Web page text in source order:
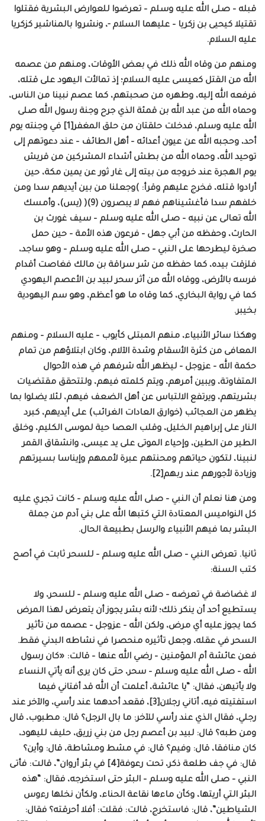
قبله – صلى الله عليه وسلم – تعرضوا للعوارض البشرية فقتلوا
تقتيلا كيحيى بن زكريا – عليهما السلام -، ونشروا بالمناشير كزكريا
عليه السلام.
ومنهم من وقاه الله ذلك في بعض الأوقات، ومنهم من عصمه
الله من القتل كعيسى عليه السلام؛ إذ تمالأت اليهود على قتله،
فرفعه الله إليه، وطهره من صحبتهم، كما عصم نبينا من الناس،
وحماه الله من عبد الله بن قمئة الذي جرح وجنة رسول الله صلى
الله عليه وسلم، فدخلت حلقتان من حلق المغفر[1] في وجنته يوم
أحد، وحجبه الله عن عيون أعدائه – أهل الطائف – عند دعوتهم إلى
توحيد الله، وحماه الله من بطش أشداء المشركين من قريش
يوم الهجرة عند خروجه من بيته إلى غار ثور عن يمين مكة، حين
أرادوا قتله، فخرج عليهم وقرأ: )وجعلنا من بين أيديهم سدا ومن
خلفهم سدا فأغشيناهم فهم لا يبصرون (9)( (يس)، وأمسك
الله تعالى عن نبيه – صلى الله عليه وسلم – سيف غورث بن
الحارث، وحفظه من أبي جهل – فرعون هذه الأمة – حين حمل
صخرة ليطرحها على النبي – صلى الله عليه وسلم – وهو ساجد،
فلزقت بيده، كما حفظه من شر سراقة بن مالك فغاصت أقدام
فرسه بالأرض، ووقاه الله من أثر سحر لبيد بن الأعصم اليهودي
كما في رواية البخاري، كما وقاه ما هو أعظم، وهو سم اليهودية
بخيبر.
وهكذا سائر الأنبياء، منهم المبتلى كأيوب – عليه السلام – ومنهم
المعافى من كثرة الأسقام وشدة الآلام، وكان ابتلاؤهم من تمام
حكمة الله – عزوجل – ليظهر الله شرفهم في هذه الأحوال
المتفاوتة، ويبين أمرهم، ويتم كلمته فيهم، ولتتحقق مقتضيات
بشريتهم، ويرتفع الالتباس عن أهل الضعف فيهم، لئلا يضلوا بما
يظهر من العجائب (خوارق العادات الغرائب) على أيديهم، كبرد
النار على إبراهيم الخليل، وقلب العصا حية لموسى الكليم، وخلق
الطير من الطين، وإحياء الموتى على يد عيسى، وانشقاق القمر
لنبينا، لتكون حياتهم ومحنتهم عبرة لأممهم وإيناسا بسيرتهم
وزيادة لأجورهم عند ربهم[2].
ومن هنا نعلم أن النبي – صلى الله عليه وسلم – كانت تجري عليه
كل النواميس المعتادة التي كتبها الله على بني آدم من جملة
البشر بما فيهم الأنبياء والرسل بطبيعة الحال.
ثانيا. تعرض النبي – صلى الله عليه وسلم – للسحر ثابت في أصح
كتب السنة:
لا غضاضة في تعرضه – صلى الله عليه وسلم – للسحر، ولا
يستطيع أحد أن ينكر ذلك؛ لأنه بشر يجوز أن يتعرض لهذا المرض
كما يجوز عليه أي مرض، ولكن الله – عزوجل – عصمه من تأثير
السحر في عقله، وجعل تأثيره منحصرا في نشاطه البدني فقط.
فعن عائشة أم المؤمنين – رضي الله عنها – قالت: «كان رسول
الله – صلى الله عليه وسلم – سحر، حتى كان يرى أنه يأتي النساء
ولا يأتيهن، فقال: “يا عائشة، أعلمت أن الله قد أفتاني فيما
استفتيته فيه، أتاني رجلان[3]، فقعد أحدهما عند رأسي، والآخر عند
رجلي، فقال الذي عند رأسي للآخر: ما بال الرجل؟ قال: مطبوب، قال
ومن طبه؟ قال: لبيد بن أعصم رجل من بني زريق، حليف لليهود،
كان منافقا، قال: وفيم؟ قال: في مشط ومشاطة، قال: وأين؟
قال: في جف طلعة ذكر، تحت رعوفة[4] في بئر أروان”، قالت: فأتى
النبي – صلى الله عليه وسلم – البئر حتى استخرجه، فقال: “هذه
البئر التي أريتها، وكأن ماءها نقاعة الحناء، ولكأن نخلها رءوس
الشياطين”، قال: فاستخرج، قالت: فقلت: أفلا أحرقته؟ فقال: